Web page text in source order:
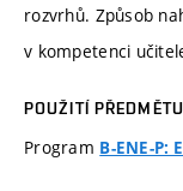
rozvrhů. Způsob
v kompetenci
POUŽITÍ
Program B-ENE-P: